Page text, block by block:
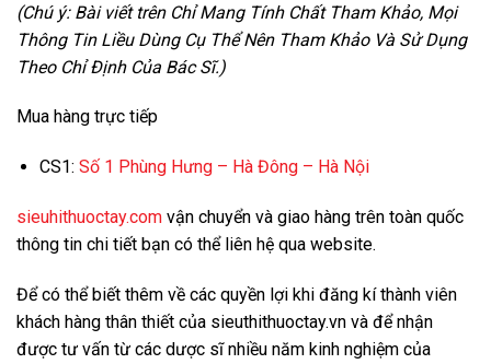
(Chú ý: Bài viết trên Chỉ Mang Tính Chất Tham Khảo, Mọi
Thông Tin Liều Dùng Cụ Thể Nên Tham Khảo Và Sử Dụng
Theo Chỉ Định Của Bác Sĩ.)
Mua hàng trực tiếp
CS1: Số 1 Phùng Hưng – Hà Đông – Hà Nội
sieuhithuoctay.com vận chuyển và giao hàng trên toàn quốc
thông tin chi tiết bạn có thể liên hệ qua website.
Để có thể biết thêm về các quyền lợi khi đăng kí thành viên
khách hàng thân thiết của sieuthithuoctay.vn và để nhận
được tư vấn từ các dược sĩ nhiều năm kinh nghiệm của